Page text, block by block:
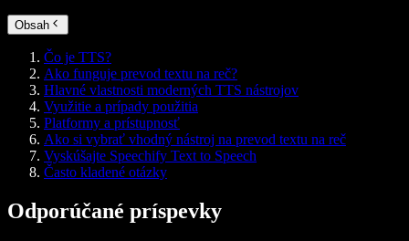
Obsah
Čo je TTS?
Ako funguje prevod textu na reč?
Hlavné vlastnosti moderných TTS nástrojov
Využitie a prípady použitia
Platformy a prístupnosť
Ako si vybrať vhodný nástroj na prevod textu na reč
Vyskúšajte Speechify Text to Speech
Často kladené otázky
Odporúčané príspevky